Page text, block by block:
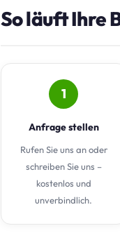
So läuft Ihre
1
Anfrage stellen
Rufen Sie uns an oder
schreiben Sie uns –
kostenlos und
unverbindlich.